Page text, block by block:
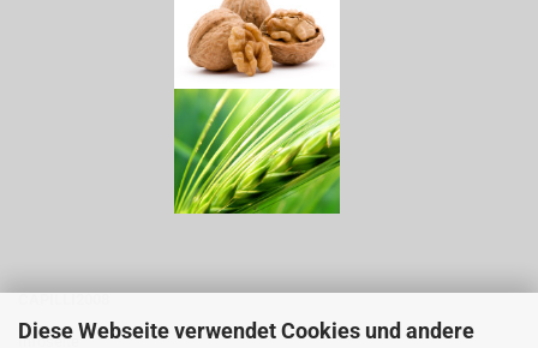
Diese Webseite verwendet Cookies und andere
CAPILLI2008
Infoseite